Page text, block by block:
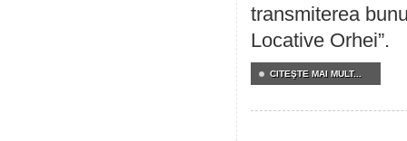
transmiterea
Locative Orhei”.
CITEŞTE MAI MULT...